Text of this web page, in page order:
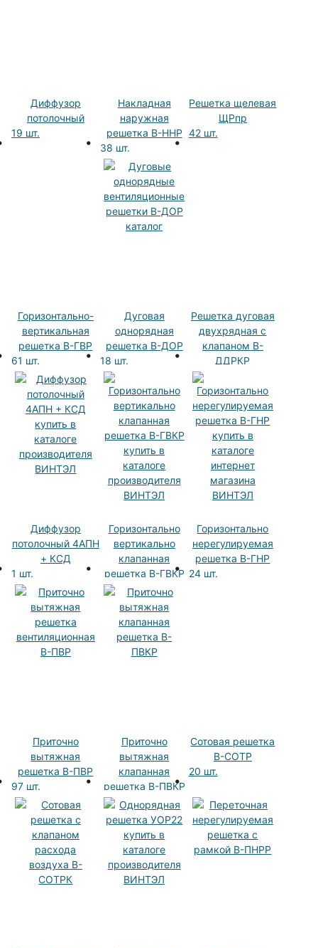
Диффузор
потолочный
19 шт.
Накладная
наружная
решетка В-ННР
38 шт.
Решетка щелевая
ЩРпр
42 шт.
Горизонтально-
вертикальная
решетка В-ГВР
61 шт.
Дуговая
однорядная
решетка В-ДОР
18 шт.
Решетка дуговая
двухрядная с
клапаном В-
ДДРКР
4 шт.
Диффузор
потолочный 4АПН
+ КСД
1 шт.
Горизонтально
вертикально
клапанная
решетка В-ГВКР
33 шт.
Горизонтально
нерегулируемая
решетка В-ГНР
24 шт.
Приточно
вытяжная
решетка В-ПВР
97 шт.
Приточно
вытяжная
клапанная
решетка В-ПВКР
93 шт.
Сотовая решетка
В-СОТР
20 шт.